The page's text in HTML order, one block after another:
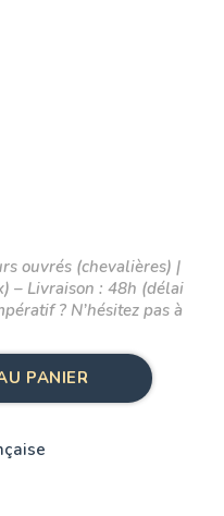
ouvrés (chevalières) |
– Livraison : 48h (délai
? N’hésitez pas à
PANIER